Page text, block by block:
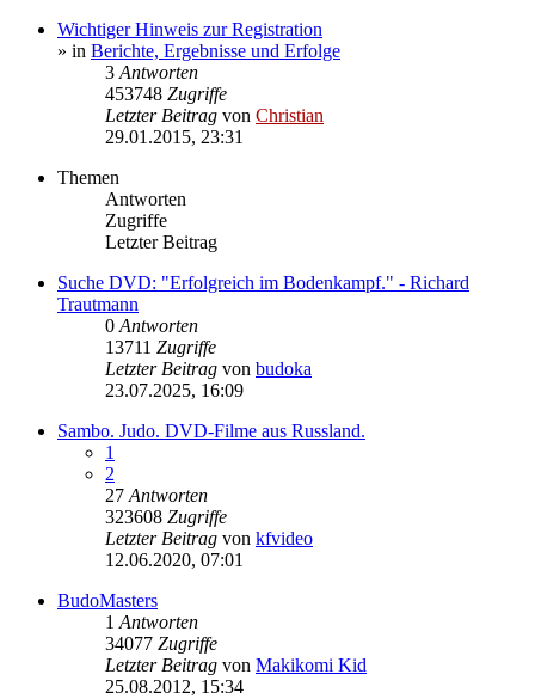
Wichtiger Hinweis zur Registration
» in Berichte, Ergebnisse und Erfolge
3 Antworten
453748 Zugriffe
Letzter Beitrag von Christian
29.01.2015, 23:31
Themen
Antworten
Zugriffe
Letzter Beitrag
Suche DVD: "Erfolgreich im Bodenkampf." - Richard
Trautmann
0 Antworten
13711 Zugriffe
Letzter Beitrag von budoka
23.07.2025, 16:09
Sambo. Judo. DVD-Filme aus Russland.
1
2
27 Antworten
323608 Zugriffe
Letzter Beitrag von kfvideo
12.06.2020, 07:01
BudoMasters
1 Antworten
34077 Zugriffe
Letzter Beitrag von Makikomi Kid
25.08.2012, 15:34